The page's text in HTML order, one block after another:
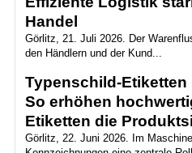
Handel
Görlitz, 21. Juli 2026. Der
den Händlern und der Kund...
Typenschild-
So erhöhen
Etiketten die
Görlitz, 22. Juni 2026. Im